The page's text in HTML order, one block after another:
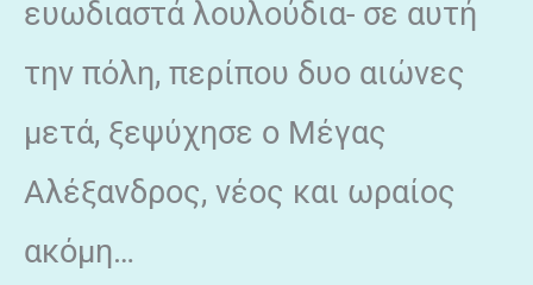
ευωδιαστά λουλούδια- σε αυτή
την πόλη, περίπου δυο αιώνες
μετά, ξεψύχησε ο Μέγας
Αλέξανδρος, νέος και ωραίος
ακόμη…